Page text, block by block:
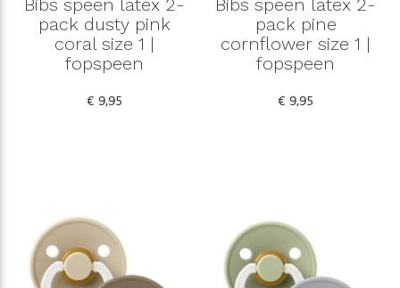
Bibs speen latex 2-
pack dusty pink
coral size 1 |
fopspeen
€ 9,95
Bibs speen latex 2-
pack pine
cornflower size 1 |
fopspeen
€ 9,95